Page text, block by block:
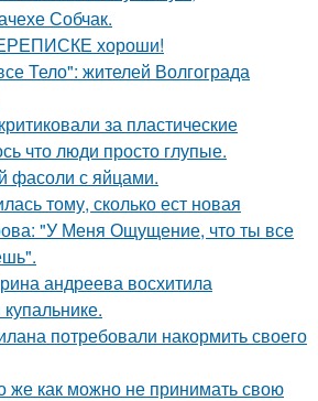
Собчак.
хороши!
Тело": жителей Волгограда
за пластические
что люди просто глупые.
фасоли с яйцами.
тому, сколько ест новая
"У Меня Ощущение, что ты все
андреева восхитила
потребовали накормить своего
же как можно не принимать свою